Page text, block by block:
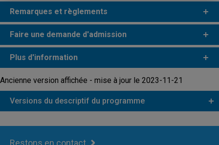
Remarques et règlements
Faire une demande d'admission
Plus d'information
Ancienne version affichée - mise à jour le 2023-11-21
Versions du descriptif du programme
Restons en contact